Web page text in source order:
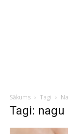
Sākums Tagi
Tagi: